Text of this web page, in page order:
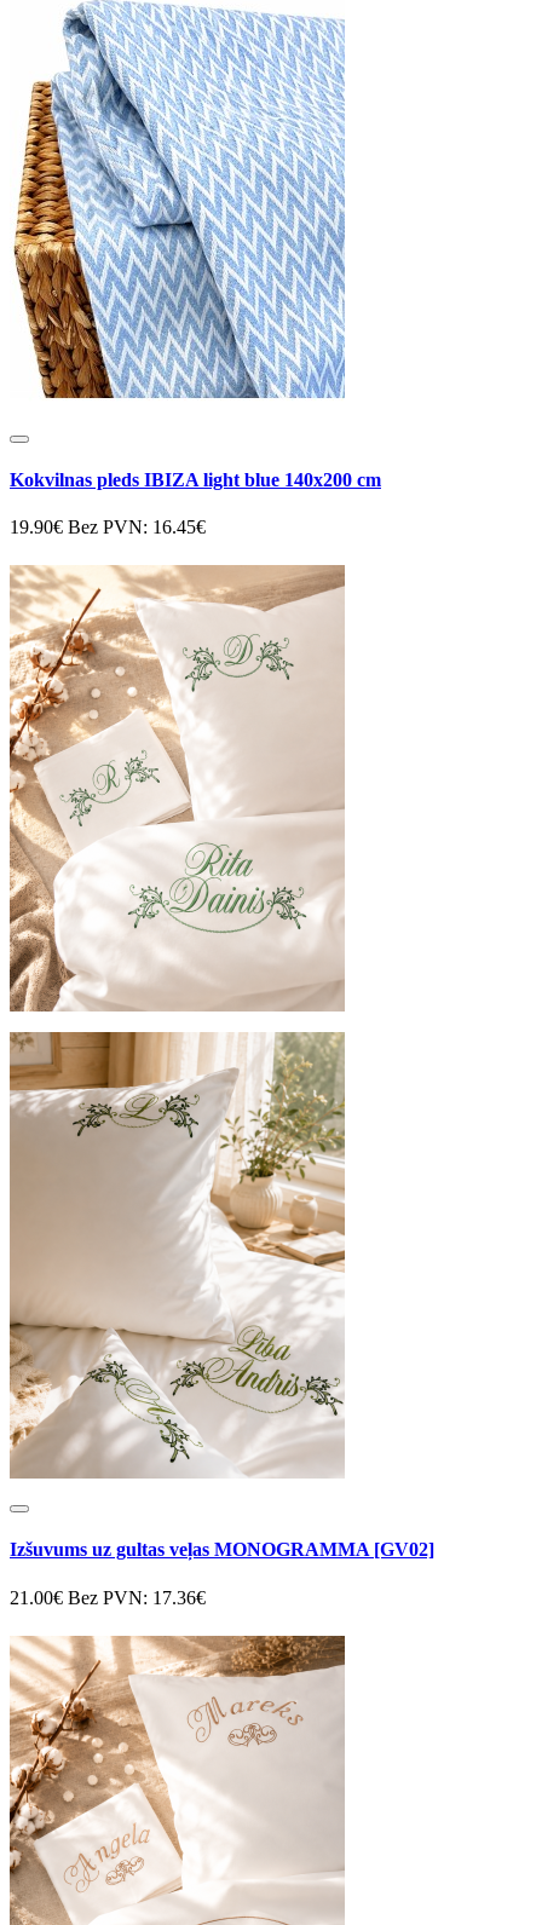
Kokvilnas pleds IBIZA light blue 140x200 cm
19.90€ Bez PVN: 16.45€
Izšuvums uz gultas veļas MONOGRAMMA [GV02]
21.00€ Bez PVN: 17.36€